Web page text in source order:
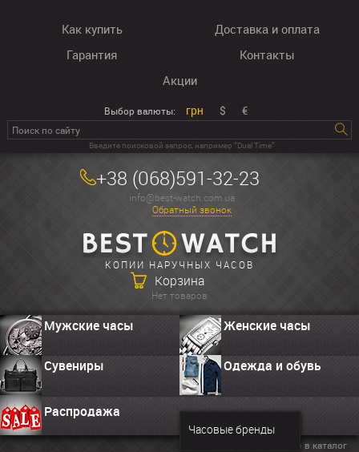
Как купить
Доставка и оплата
Гарантия
Контакты
Акции
Выбор валюты: грн $ €
Введите поисковой запрос, например “Dual Time”
+38 (068)591-32-23
info@best-watch.com.ua
Обратный звонок
КОПИИ НАРУЧНЫХ ЧАСОВ
Корзина
Нет товаров
Мужские часы Женские часы
Сувениры Одежда и обувь
Распродажа
Часовые бренды
Вернуться в каталог